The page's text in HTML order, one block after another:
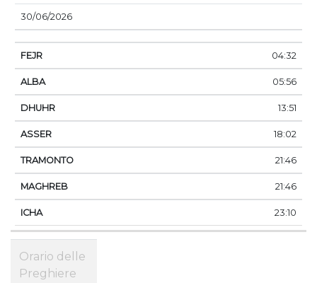
30/06/2026
04:32
05:56
13:51
18:02
21:46
21:46
23:10
Orario delle
Preghiere